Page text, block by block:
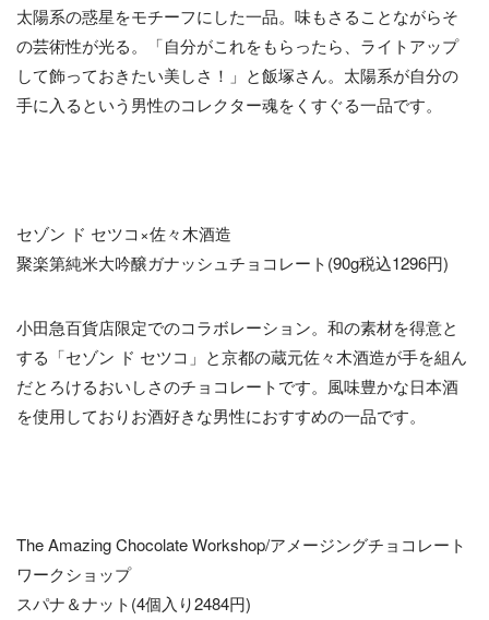
太陽系の惑星をモチーフにした一品。味もさることながらそ
の芸術性が光る。「自分がこれをもらったら、ライトアップ
して飾っておきたい美しさ！」と飯塚さん。太陽系が自分の
手に入るという男性のコレクター魂をくすぐる一品です。
セゾン ド セツコ×佐々木酒造
聚楽第純米大吟醸ガナッシュチョコレート(90g税込1296円)
小田急百貨店限定でのコラボレーション。和の素材を得意と
する「セゾン ド セツコ」と京都の蔵元佐々木酒造が手を組ん
だとろけるおいしさのチョコレートです。風味豊かな日本酒
を使用しておりお酒好きな男性におすすめの一品です。
The Amazing Chocolate Workshop/アメージングチョコレート
ワークショップ
スパナ＆ナット(4個入り2484円)